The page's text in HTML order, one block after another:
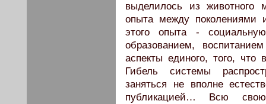
выделилось из животного
опыта между поколениями
этого опыта -
образованием,
аспекты единого, того,
Гибель системы
заняться не вполне
публикацией… Всю